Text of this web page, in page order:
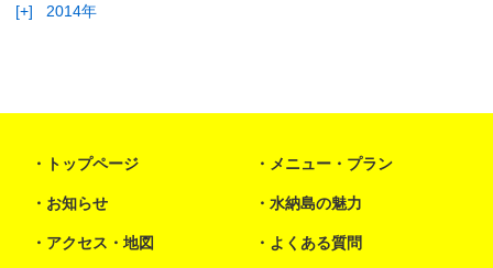
[+]
2014年
トップページ メニュー・プラン
お知らせ 水納島の魅力
アクセス・地図 よくある質問